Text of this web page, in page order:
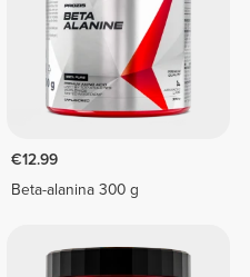
€12.99
Beta-alanina 300 g